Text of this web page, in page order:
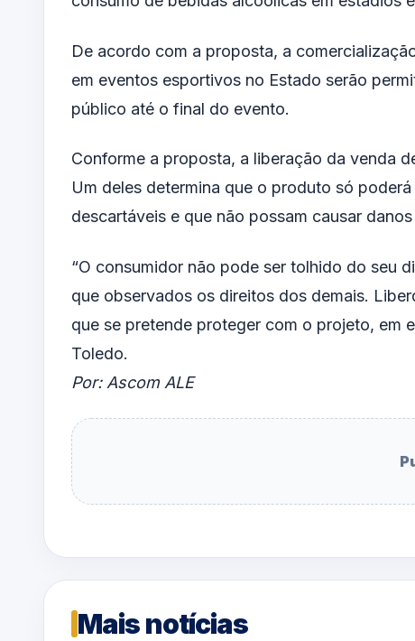
De acordo com a proposta, a
em eventos esportivos no Estado serão
público até o final do evento.
Conforme a proposta, a liberação da venda
Um deles determina que o produto só
descartáveis e que não possam causar
“O consumidor não pode ser tolhido do seu
que observados os direitos dos demais.
que se pretende proteger com o projeto, em
Toledo.
Por: Ascom ALE
Mais notícias